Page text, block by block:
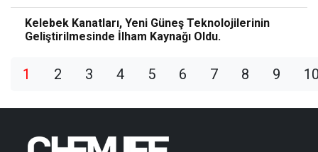
Kelebek Kanatları, Yeni Güneş Teknolojilerinin
Geliştirilmesinde İlham Kaynağı Oldu.
1 2 3 4 5 6 7 8 9